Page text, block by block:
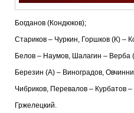
Богданов (Кондюков);
Стариков – Чуркин, Горшков (К) –
Белов – Наумов, Шалагин – Верба
Березин (А) – Виноградов,
Чибриков, Перевалов – Курбатов
Гржелецкий.